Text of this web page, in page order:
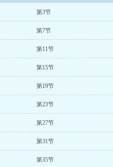
第3节
第7节
第11节
第15节
第19节
第23节
第27节
第31节
第35节